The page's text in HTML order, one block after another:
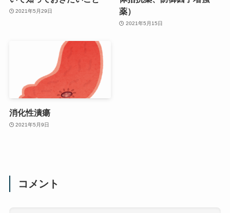
2021年5月29日
薬）
2021年5月15日
消化性潰瘍
2021年5月9日
コメント